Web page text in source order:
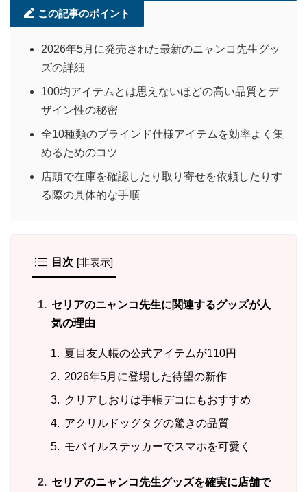
この記事のポイント
2026年5月に発売された最新のニャンコ先生グッ
ズの詳細
100均アイテムとは思えないほどの高い品質とデ
ザイン性の秘密
全10種類のブラインド仕様アイテムを効率よく集
めるためのコツ
店頭で在庫を確認したり取り寄せを依頼したりす
る際の具体的な手順
目次 [非表示]
セリアのニャンコ先生に関連するグッズが人
気の理由
夏目友人帳の公式アイテムが110円
2026年5月に登場した待望の新作
クリアしおりは手帳デコにもおすすめ
アクリルドッグタグの驚きの品質
モバイルステッカーでスマホを可愛く
セリアのニャンコ先生グッズを確実に店舗で